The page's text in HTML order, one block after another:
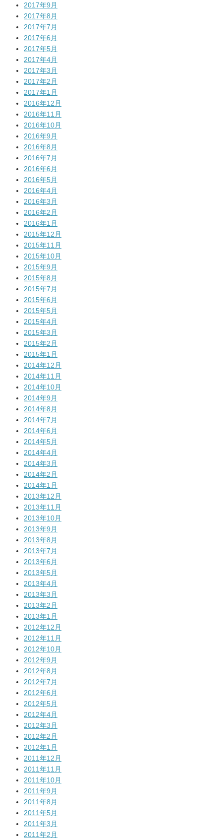
2017年9月
2017年8月
2017年7月
2017年6月
2017年5月
2017年4月
2017年3月
2017年2月
2017年1月
2016年12月
2016年11月
2016年10月
2016年9月
2016年8月
2016年7月
2016年6月
2016年5月
2016年4月
2016年3月
2016年2月
2016年1月
2015年12月
2015年11月
2015年10月
2015年9月
2015年8月
2015年7月
2015年6月
2015年5月
2015年4月
2015年3月
2015年2月
2015年1月
2014年12月
2014年11月
2014年10月
2014年9月
2014年8月
2014年7月
2014年6月
2014年5月
2014年4月
2014年3月
2014年2月
2014年1月
2013年12月
2013年11月
2013年10月
2013年9月
2013年8月
2013年7月
2013年6月
2013年5月
2013年4月
2013年3月
2013年2月
2013年1月
2012年12月
2012年11月
2012年10月
2012年9月
2012年8月
2012年7月
2012年6月
2012年5月
2012年4月
2012年3月
2012年2月
2012年1月
2011年12月
2011年11月
2011年10月
2011年9月
2011年8月
2011年5月
2011年3月
2011年2月